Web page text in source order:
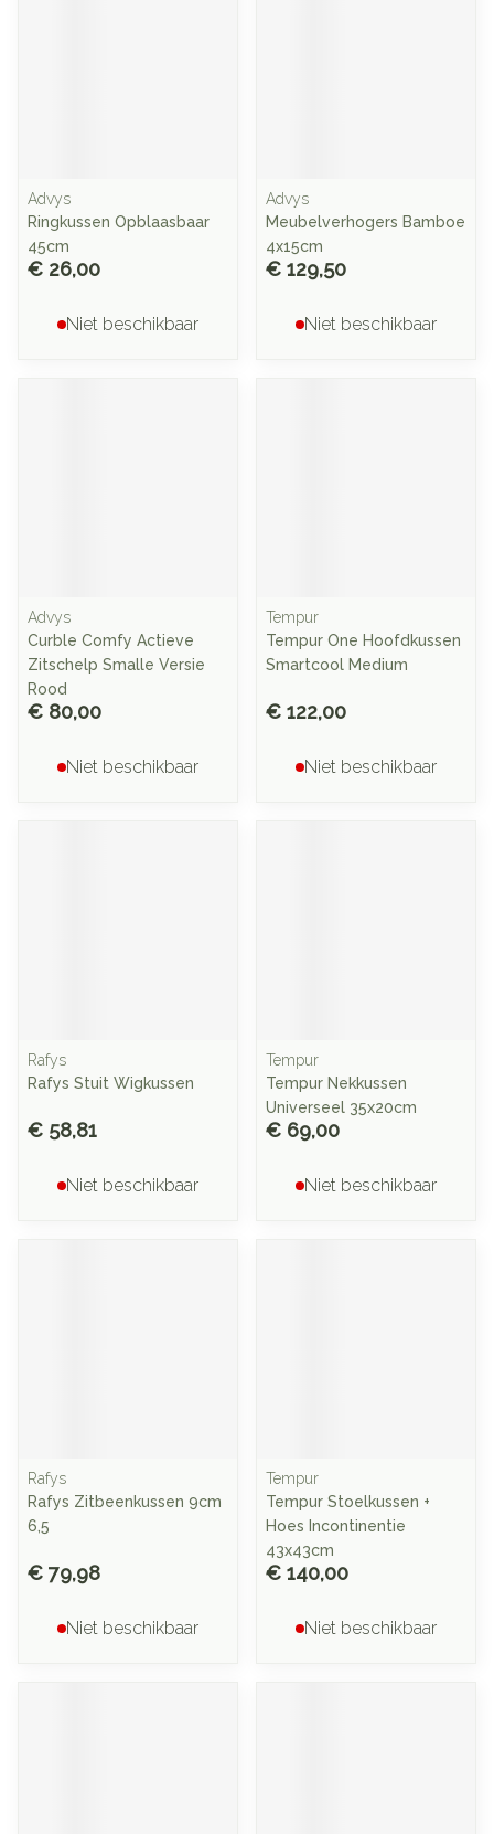
Advys
Ringkussen Opblaasbaar
45cm
€ 26,00
Niet beschikbaar
Advys
Meubelverhogers Bamboe
4x15cm
€ 129,50
Niet beschikbaar
Advys
Curble Comfy Actieve
Zitschelp Smalle Versie
Rood
€ 80,00
Niet beschikbaar
Tempur
Tempur One Hoofdkussen
Smartcool Medium
€ 122,00
Niet beschikbaar
Rafys
Rafys Stuit Wigkussen
€ 58,81
Niet beschikbaar
Tempur
Tempur Nekkussen
Universeel 35x20cm
€ 69,00
Niet beschikbaar
Rafys
Rafys Zitbeenkussen 9cm
6,5
€ 79,98
Niet beschikbaar
Tempur
Tempur Stoelkussen +
Hoes Incontinentie
43x43cm
€ 140,00
Niet beschikbaar